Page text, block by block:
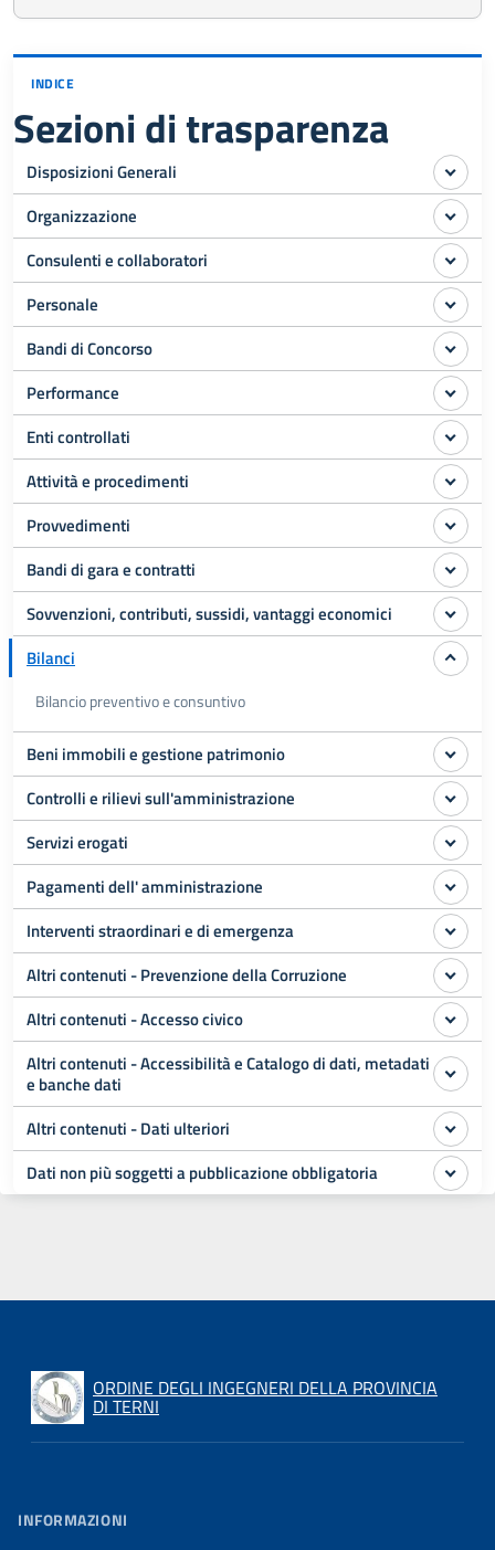
INDICE
Sezioni di trasparenza
Disposizioni Generali
Organizzazione
Consulenti e collaboratori
Personale
Bandi di Concorso
Performance
Enti controllati
Attività e procedimenti
Provvedimenti
Bandi di gara e contratti
Sovvenzioni, contributi, sussidi, vantaggi economici
Bilanci
Bilancio preventivo e consuntivo
Beni immobili e gestione patrimonio
Controlli e rilievi sull'amministrazione
Servizi erogati
Pagamenti dell' amministrazione
Interventi straordinari e di emergenza
Altri contenuti - Prevenzione della Corruzione
Altri contenuti - Accesso civico
Altri contenuti - Accessibilità e Catalogo di dati, metadati
e banche dati
Altri contenuti - Dati ulteriori
Dati non più soggetti a pubblicazione obbligatoria
ORDINE DEGLI INGEGNERI DELLA PROVINCIA
DI TERNI
INFORMAZIONI